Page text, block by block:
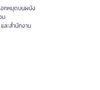
อกหมุดบนผนัง
น
ละสำนักงาน